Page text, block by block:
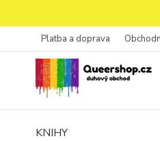
Platba a doprava
KNIHY